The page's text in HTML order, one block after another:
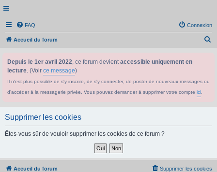
FAQ Connexion
Accueil du forum
Depuis le 1er avril 2022, ce forum devientaccessible uniquement en
lecture. (Voir ce message)
Il n'est plus possible de s'y inscrire, de s'y connecter, de poster de nouveaux messages ou
d'accéder à la messagerie privée. Vous pouvez demander à supprimer votre compte ici
Supprimer les cookies
Êtes-vous sûr de vouloir supprimer les cookies de ce forum ?
Accueil du forum Supprimer les cookies